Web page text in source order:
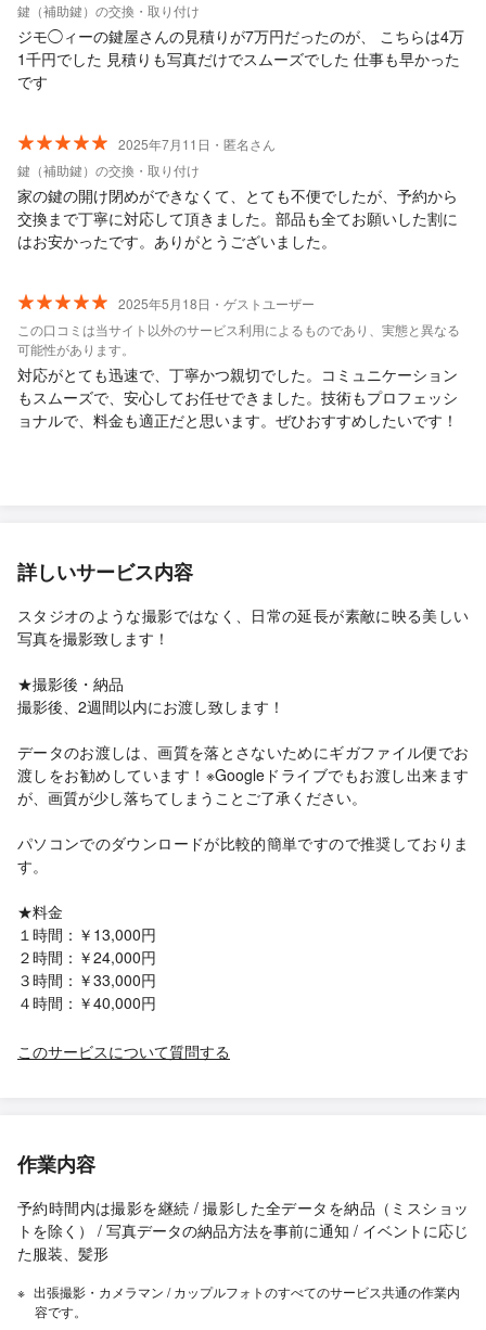
鍵（補助鍵）の交換・取り付け
ジモ◯ィーの鍵屋さんの見積りが7万円だったのが、 こちらは4万
1千円でした 見積りも写真だけでスムーズでした 仕事も早かった
です
2025年7月11日・匿名さん
鍵（補助鍵）の交換・取り付け
家の鍵の開け閉めができなくて、とても不便でしたが、予約から
交換まで丁寧に対応して頂きました。部品も全てお願いした割に
はお安かったです。ありがとうございました。
2025年5月18日・ゲストユーザー
この口コミは当サイト以外のサービス利用によるものであり、実態と異なる
可能性があります。
対応がとても迅速で、丁寧かつ親切でした。コミュニケーション
もスムーズで、安心してお任せできました。技術もプロフェッシ
ョナルで、料金も適正だと思います。ぜひおすすめしたいです！
詳しいサービス内容
スタジオのような撮影ではなく、日常の延長が素敵に映る美しい
写真を撮影致します！
★撮影後・納品
撮影後、2週間以内にお渡し致します！
データのお渡しは、画質を落とさないためにギガファイル便でお
渡しをお勧めしています！※Googleドライブでもお渡し出来ます
が、画質が少し落ちてしまうことご了承ください。
パソコンでのダウンロードが比較的簡単ですので推奨しておりま
す。
★料金
１時間：￥13,000円
２時間：￥24,000円
３時間：￥33,000円
４時間：￥40,000円
このサービスについて質問する
作業内容
予約時間内は撮影を継続 / 撮影した全データを納品（ミスショッ
トを除く） / 写真データの納品方法を事前に通知 / イベントに応じ
た服装、髪形
出張撮影・カメラマン / カップルフォトのすべてのサービス共通の作業内
容です。